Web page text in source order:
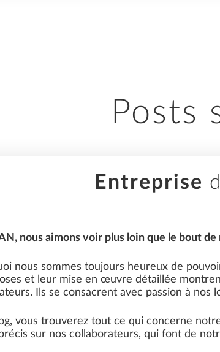
Posts
Entreprise
nous aimons voir plus loin que le bout
nous sommes toujours heureux de
et leur mise en œuvre détaillée
Ils se consacrent avec passion à
vous trouverez tout ce qui concerne
sur nos collaborateurs, qui font de